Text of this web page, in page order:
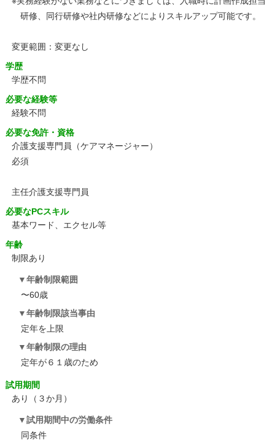
研修、同行研修や社内研修などによりスキルアップ可能です。
変更範囲：変更なし
学歴
学歴不問
必要な経験等
経験不問
必要な免許・資格
介護支援専門員（ケアマネージャー）
必須
主任介護支援専門員
必要なPCスキル
基本ワード、エクセル等
年齢
制限あり
年齢制限範囲
〜60歳
年齢制限該当事由
定年を上限
年齢制限の理由
定年が６１歳のため
試用期間
あり（３か月）
試用期間中の労働条件
同条件